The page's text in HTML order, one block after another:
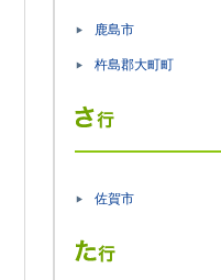
鹿島市
杵島郡大町町
佐賀市